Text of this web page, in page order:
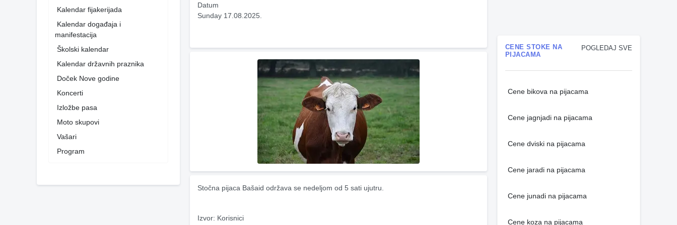
Kalendar fijakerijada
Kalendar događaja i
manifestacija
Školski kalendar
Kalendar državnih praznika
Doček Nove godine
Koncerti
Izložbe pasa
Moto skupovi
Vašari
Program
Datum
Sunday 17.08.2025.
Stočna pijaca Bašaid održava se nedeljom od 5 sati ujutru.
Izvor: Korisnici
POGLEDAJ SVE
CENE STOKE NA
PIJACAMA
Cene bikova na pijacama
Cene jagnjadi na pijacama
Cene dviski na pijacama
Cene jaradi na pijacama
Cene junadi na pijacama
Cene koza na pijacama